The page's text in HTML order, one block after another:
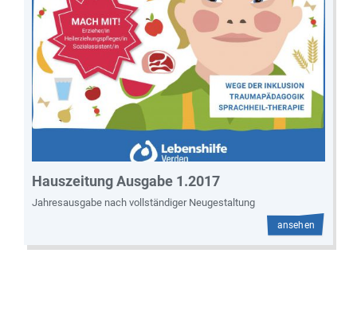
Hauszeitung Ausgabe 1.2017
Jahresausgabe nach vollständiger Neugestaltung
ansehen